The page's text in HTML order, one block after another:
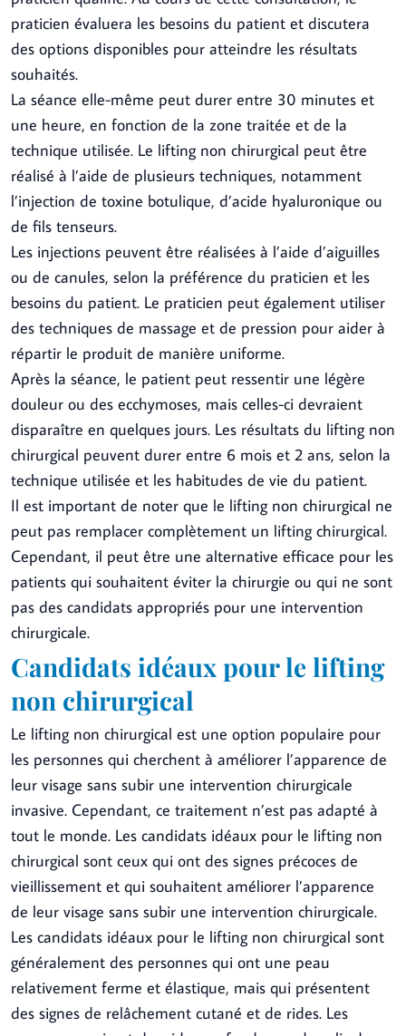
praticien évaluera les besoins du patient et discutera
des options disponibles pour atteindre les résultats
souhaités.
La séance elle-même peut durer entre 30 minutes et
une heure, en fonction de la zone traitée et de la
technique utilisée. Le lifting non chirurgical peut être
réalisé à l’aide de plusieurs techniques, notamment
l’injection de toxine botulique, d’acide hyaluronique ou
de fils tenseurs.
Les injections peuvent être réalisées à l’aide d’aiguilles
ou de canules, selon la préférence du praticien et les
besoins du patient. Le praticien peut également utiliser
des techniques de massage et de pression pour aider à
répartir le produit de manière uniforme.
Après la séance, le patient peut ressentir une légère
douleur ou des ecchymoses, mais celles-ci devraient
disparaître en quelques jours. Les résultats du lifting non
chirurgical peuvent durer entre 6 mois et 2 ans, selon la
technique utilisée et les habitudes de vie du patient.
Il est important de noter que le lifting non chirurgical ne
peut pas remplacer complètement un lifting chirurgical.
Cependant, il peut être une alternative efficace pour les
patients qui souhaitent éviter la chirurgie ou qui ne sont
pas des candidats appropriés pour une intervention
chirurgicale.
Candidats idéaux pour le lifting
non chirurgical
Le lifting non chirurgical est une option populaire pour
les personnes qui cherchent à améliorer l’apparence de
leur visage sans subir une intervention chirurgicale
invasive. Cependant, ce traitement n’est pas adapté à
tout le monde. Les candidats idéaux pour le lifting non
chirurgical sont ceux qui ont des signes précoces de
vieillissement et qui souhaitent améliorer l’apparence
de leur visage sans subir une intervention chirurgicale.
Les candidats idéaux pour le lifting non chirurgical sont
généralement des personnes qui ont une peau
relativement ferme et élastique, mais qui présentent
des signes de relâchement cutané et de rides. Les